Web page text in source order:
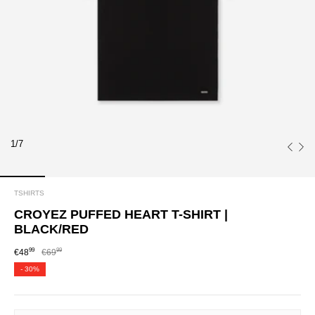
1/7
TSHIRTS
CROYEZ PUFFED HEART T-SHIRT |
BLACK/RED
€4899 €6999
- 30%